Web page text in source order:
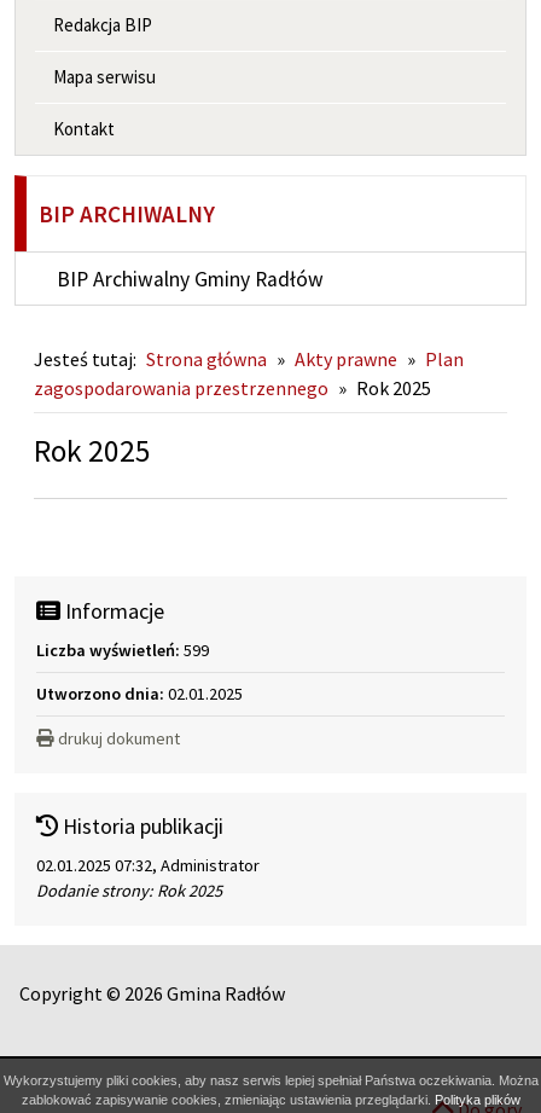
Redakcja BIP
Mapa serwisu
Kontakt
BIP ARCHIWALNY
BIP Archiwalny Gminy Radłów
Jesteś tutaj: Strona główna » Akty prawne » Plan
zagospodarowania przestrzennego » Rok 2025
Rok 2025
Informacje
Liczba wyświetleń: 599
Utworzono dnia: 02.01.2025
drukuj dokument
Historia publikacji
02.01.2025 07:32, Administrator
Dodanie strony: Rok 2025
Copyright © 2026 Gmina Radłów
Wykorzystujemy pliki cookies, aby nasz serwis lepiej spełniał Państwa oczekiwania. Można
zablokować zapisywanie cookies, zmieniając ustawienia przeglądarki. Polityka plików